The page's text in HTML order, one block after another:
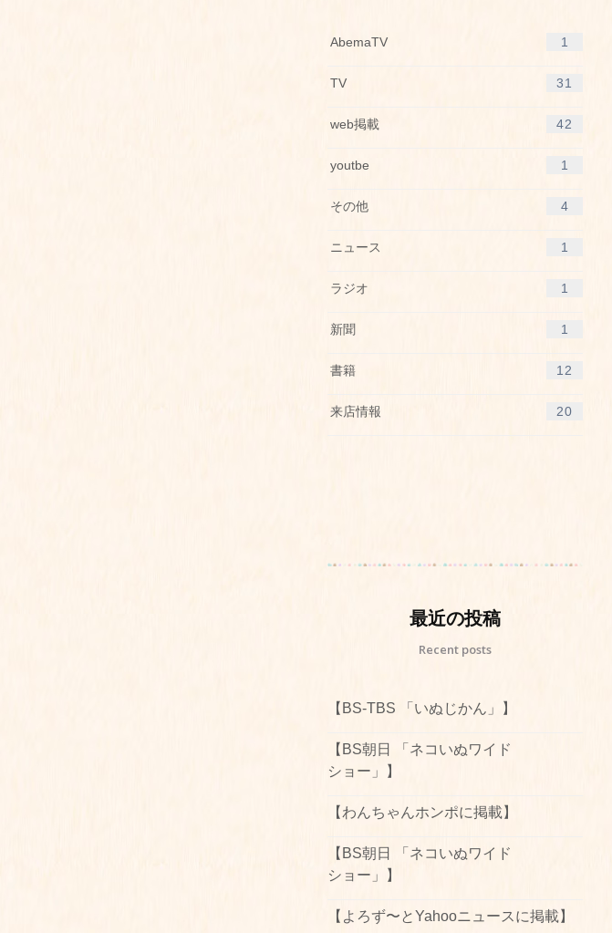
AbemaTV 1
TV 31
web掲載 42
youtbe 1
その他 4
ニュース 1
ラジオ 1
新聞 1
書籍 12
来店情報 20
最近の投稿
Recent posts
【BS-TBS 「いぬじかん」】
【BS朝日 「ネコいぬワイド
ショー」】
【わんちゃんホンポに掲載】
【BS朝日 「ネコいぬワイド
ショー」】
【よろず〜とYahooニュースに掲載】